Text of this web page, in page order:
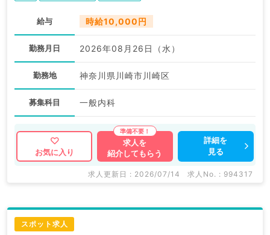
給与 時給10,000円
勤務月日 2026年08月26日（水）
勤務地 神奈川県川崎市川崎区
募集科目 一般内科
お気に入り
求人を
紹介してもらう
詳細を
見る
求人更新日 : 2026/07/14 求人No. : 994317
スポット求人